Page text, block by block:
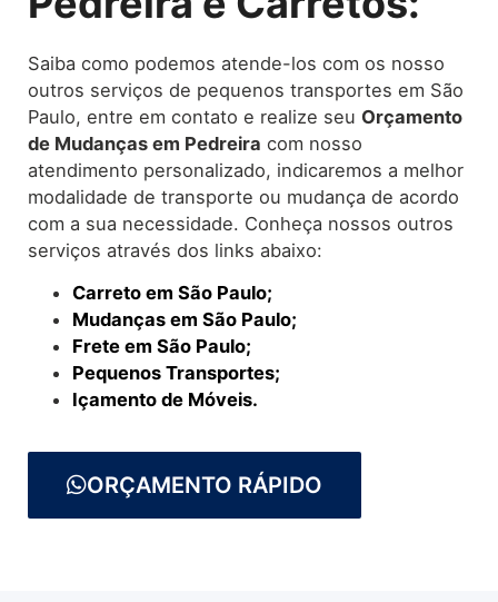
Saiba como podemos atende-los com os nosso
outros serviços de pequenos transportes em São
Paulo, entre em contato e realize seu Orçamento
de Mudanças em Pedreira com nosso
atendimento personalizado, indicaremos a melhor
modalidade de transporte ou mudança de acordo
com a sua necessidade. Conheça nossos outros
serviços através dos links abaixo:
Carreto em São Paulo;
Mudanças em São Paulo;
Frete em São Paulo;
Pequenos Transportes;
Içamento de Móveis.
ORÇAMENTO RÁPIDO